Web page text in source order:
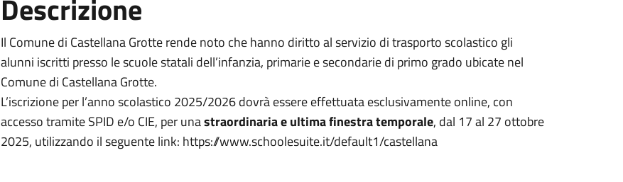
Descrizione
Il Comune di Castellana Grotte rende noto che hanno diritto al servizio di trasporto scolastico gli
alunni iscritti presso le scuole statali dell’infanzia, primarie e secondarie di primo grado ubicate nel
Comune di Castellana Grotte.
L’iscrizione per l’anno scolastico 2025/2026 dovrà essere effettuata esclusivamente online, con
accesso tramite SPID e/o CIE, per unastraordinaria e ultima finestra temporale, dal 17 al 27 ottobre
2025, utilizzando il seguente link: https://www.schoolesuite.it/default1/castellana